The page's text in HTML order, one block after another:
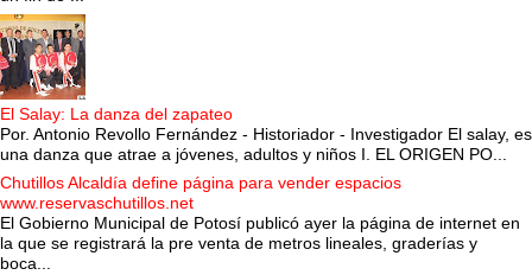
El Salay: La danza del zapateo
Por. Antonio Revollo Fernández - Historiador - Investigador El salay, es
una danza que atrae a jóvenes, adultos y niños I. EL ORIGEN PO...
Chutillos Alcaldía define página para vender espacios
www.reservaschutillos.net
El Gobierno Municipal de Potosí publicó ayer la página de internet en
la que se registrará la pre venta de metros lineales, graderías y
boca...